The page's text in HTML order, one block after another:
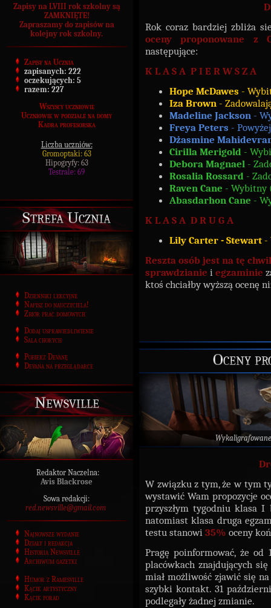
Zapisy na LVIII rok szkolny są
ZAMKNIĘTE!
Zapraszamy do zapisów na
kolejny rok szkolny.
Zapisy na Ucznia
zapisanych: 222
oczekujących: 5
razem: 227
Wszyscy uczniowie
Uczniowie w podziale na domy
Kadra profesorska
Liczba uczniów:
Gromoptaki: 63
Hipogryfy: 63
Testrale: 69
Strefa Ucznia
Dzienniki lekcyjne
Napisz do nauczyciela!
Zbiór prac domowych
Dodaj usprawiedliwienie
Sala chorych
Pobierz Devanę
Devana na przeglądarce
Newsville
Redaktor Naczelna:
Avis Blackrose
Sowa redakcji:
red.newsville@gmail.com
Najnowsze wydanie
Działy i redakcja
Historia Newsville
Archiwum gazetki
Humor z Ramesville
Kącik artystyczny
Kącik porad
Rok coraz bardziej zbliża
oceny proponowane z
następujące:
K L A S A P I E R W S Z A
Hope McDawes -
Iza Brown -
Madeline Jackson -
Freya Peters -
Dżasmine
Cirilla Merigold -
Debora Magnael -
Rosalia Rossard -
Raven Cane - Wybitny
Abasdarhon Cane -
K L A S A D R U G A
Lily Carter - Stewart -
Reszta osób jest na tę
sprawdzianie i egzaminie
ktoś chciałby wyższą ocenę
Oceny
W związku z tym, że w tym
wystawić Wam propozycje
przyszłym tygodniu klasa I
natomiast klasa druga
testu stanowi 35% oceny
Pragę poinformować, że
placówkach znajdujących
miał możliwość zjawić się
szybki kontakt. 31
podlegały żadnej zmianie.